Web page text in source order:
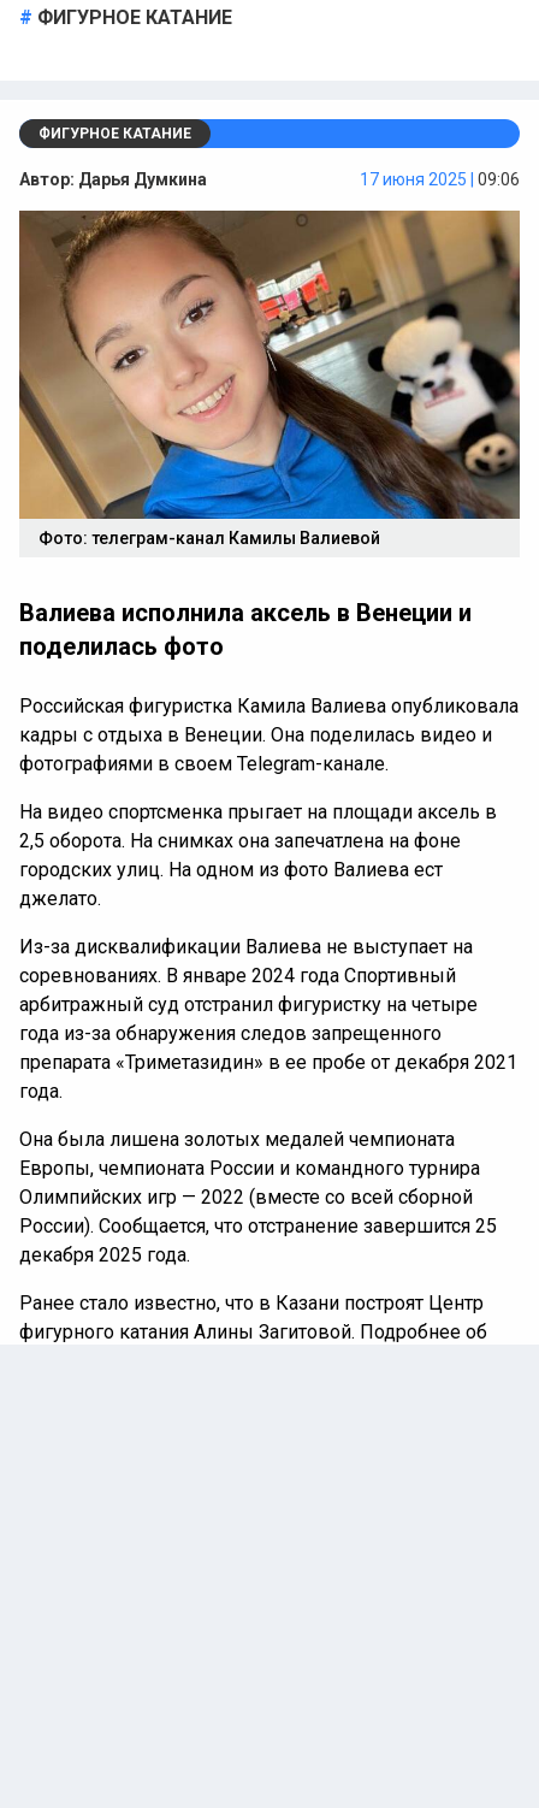
ФИГУРНОЕ КАТАНИЕ
ФИГУРНОЕ КАТАНИЕ
Автор: Дарья Думкина 17 июня 2025 | 09:06
Фото: телеграм-канал Камилы Валиевой
Валиева исполнила аксель в Венеции и
поделилась фото
Российская фигуристка Камила Валиева опубликовала
кадры с отдыха в Венеции. Она поделилась видео и
фотографиями в своем Telegram-канале.
На видео спортсменка прыгает на площади аксель в
2,5 оборота. На снимках она запечатлена на фоне
городских улиц. На одном из фото Валиева ест
джелато.
Из-за дисквалификации Валиева не выступает на
соревнованиях. В январе 2024 года Спортивный
арбитражный суд отстранил фигуристку на четыре
года из-за обнаружения следов запрещенного
препарата «Триметазидин» в ее пробе от декабря 2021
года.
Она была лишена золотых медалей чемпионата
Европы, чемпионата России и командного турнира
Олимпийских игр — 2022 (вместе со всей сборной
России). Сообщается, что отстранение завершится 25
декабря 2025 года.
Ранее стало известно, что в Казани построят Центр
фигурного катания Алины Загитовой. Подробнее об